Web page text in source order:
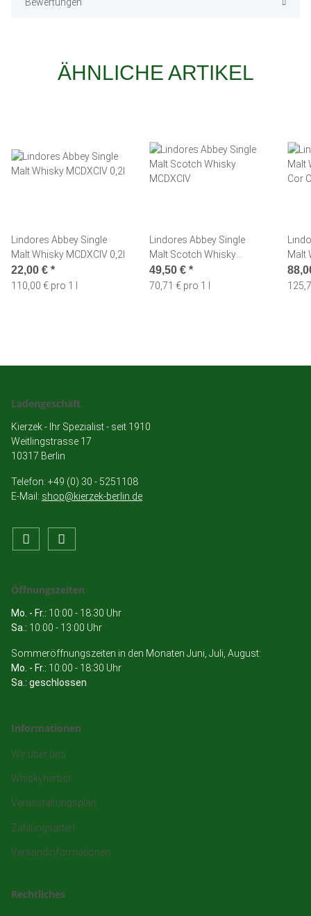
Bewertungen
ÄHNLICHE ARTIKEL
Lindores Abbey Single
Malt Whisky MCDXCIV 0,2l
22,00 € *
110,00 € pro 1 l
Lindores Abbey Single
Malt Scotch Whisky
MCDXCIV
49,50 € *
70,71 € pro 1 l
Malt
Cor
Ladengeschäft
Kierzek - Ihr Spezialist - seit 1910
Weitlingstrasse 17
10317 Berlin
Telefon: +49 (0) 30 - 5251108
E-Mail: shop@kierzek-berlin.de
Öffnungszeiten
Mo. - Fr.: 10:00 - 18:30 Uhr
Sa.: 10:00 - 13:00 Uhr
Sommeröffnungszeiten in den Monaten Juni, Juli, August:
Mo. - Fr.: 10:00 - 18:30 Uhr
Sa.: geschlossen
Informationen
Wir über uns
Whiskyherbst
Veranstaltungsplan
Zahlungsarten
Versandinformationen
Rechtliches